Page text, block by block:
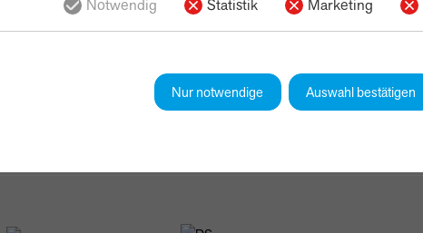
Notwendig Statistik Marketing
Nur notwendige Auswahl bestätigen